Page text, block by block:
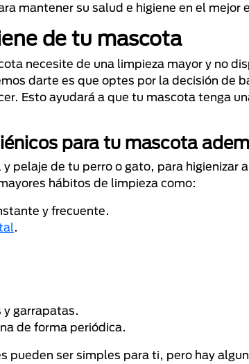
mantener su salud e higiene en el
de tu mascota
necesite de una limpieza mayor y no
darte es que optes por la decisión de
Esto ayudará a que tu mascota tenga
para tu mascota
pelaje de tu perro o gato, para higienizar
hábitos de limpieza como:
y frecuente.
.
y garrapatas.
de forma periódica.
pueden ser simples para ti, pero hay